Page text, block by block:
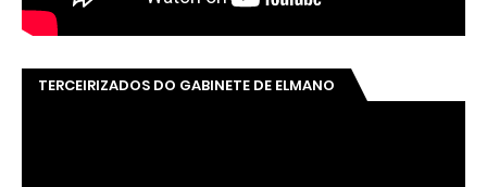
TERCEIRIZADOS DO GABINETE DE ELMANO